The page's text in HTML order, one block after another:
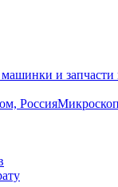
и
Россия